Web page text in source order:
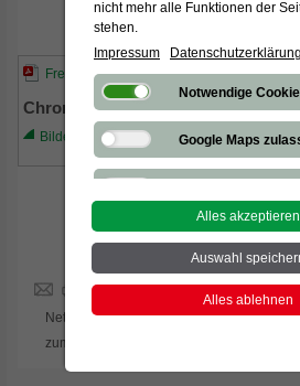
Freiburger Deponiegeschichte
Chronik der Deponierekultivierung
Bildergalerie anzeigen
Besuchen Sie uns auf:
Netiquette Datenschutz Impressum
zum Seitenanfang
nicht mehr alle Funktionen der
stehen.
Impressum
Datenschutzerklärung
Notwendige
Google Maps
Verbindung zu
Statistik-Cookies
Alles akzeptieren
Auswahl
Alles ablehnen